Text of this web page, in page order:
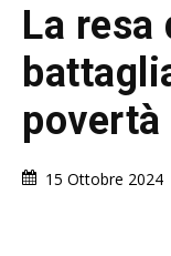
La resa
povertà
15 Ottobre 2024